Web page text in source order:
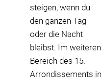
steigen, wenn du
den ganzen Tag
oder die Nacht
bleibst. Im weiteren
Bereich des 15.
Arrondissements in